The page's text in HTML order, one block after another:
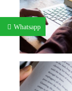
Whatsapp